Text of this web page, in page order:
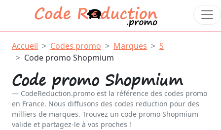
Accueil Codes promo Marques
S
Code promo Shopmium
Code promo Shopmium
CodeReduction.promo est la référence des codes promo
en France. Nous diffusons des codes reduction pour des
milliers de marques. Trouvez un code promo Shopmium
valide et partagez-le à vos proches !